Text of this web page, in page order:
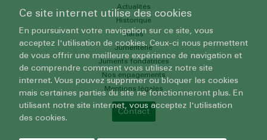
Actualités
Historique
Haras
Jumenterie
Juments fondatrices
Nos engagements
Mentions légales
Contact
Ce site internet utilise des cookies
En poursuivant votre navigation sur ce site, vous
acceptez l'utilisation de cookies. Ceux-ci nous permettent
de vous offrir une meilleure expérience de navigation et
de comprendre comment vous utilisez notre site
internet. Vous pouvez supprimer ou bloquer les cookies
mais certaines parties du site ne fonctionneront plus. En
utilisant notre site internet, vous acceptez l'utilisation
des cookies.